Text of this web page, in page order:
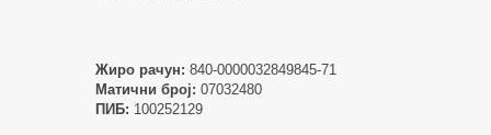
Жиро рачун: 840-0000032849845-71
Матични број: 07032480
ПИБ: 100252129